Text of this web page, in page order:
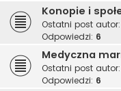
Konopie i
Ostatni post autor:
Odpowiedzi: 6
Medyczna
Ostatni post autor:
Odpowiedzi: 6